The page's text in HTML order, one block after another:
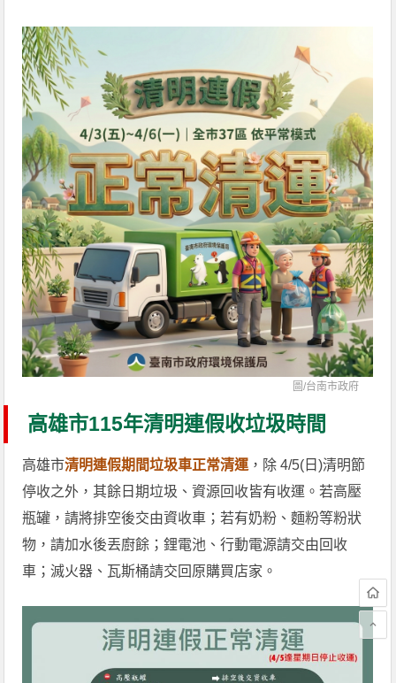
圖/台南市政府
高雄市115年清明連假收垃圾時間
高雄市清明連假期間垃圾車正常清運 ，除 4/5(日)清明節
停收之外，其餘日期垃圾、資源回收皆有收運。若高壓
瓶罐，請將排空後交由資收車；若有奶粉、麵粉等粉狀
物，請加水後丟廚餘；鋰電池、行動電源請交由回收
車；滅火器、瓦斯桶請交回原購買店家。